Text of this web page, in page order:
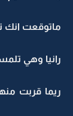
ماتوقعت انك
رانيا وهي
ريما قربت